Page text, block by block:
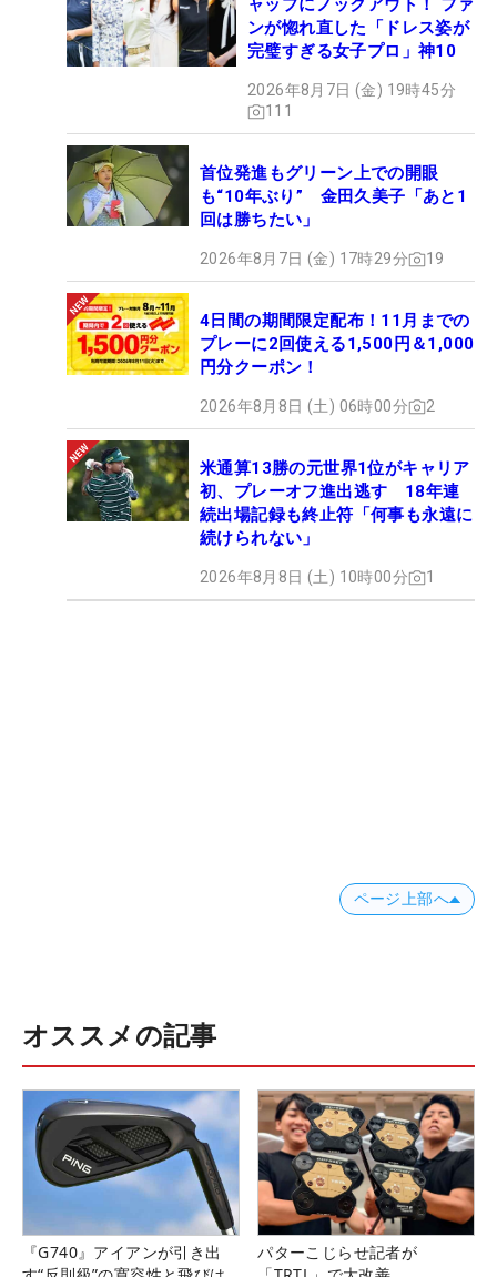
ャップにノックアウト！ ファ
ンが惚れ直した「ドレス姿が
完璧すぎる女子プロ」神10
2026年8月7日 (金) 19時45分
111
首位発進もグリーン上での開眼
も“10年ぶり” 金田久美子「あと1
回は勝ちたい」
2026年8月7日 (金) 17時29分 19
4日間の期間限定配布！11月までの
プレーに2回使える1,500円＆1,000
円分クーポン！
2026年8月8日 (土) 06時00分 2
米通算13勝の元世界1位がキャリア
初、プレーオフ進出逃す 18年連
続出場記録も終止符「何事も永遠に
続けられない」
2026年8月8日 (土) 10時00分 1
ページ上部へ
オススメの記事
『G740』アイアンが引き出
パターこじらせ記者が